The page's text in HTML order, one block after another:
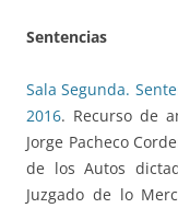
Sentencias
Sala Segunda.
2016. Recurso de
Jorge Pacheco
de los Autos
Juzgado de lo